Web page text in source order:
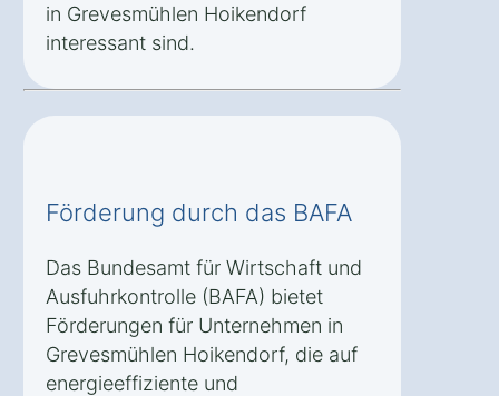
in Grevesmühlen Hoikendorf
interessant sind.
Förderung durch das BAFA
Das Bundesamt für Wirtschaft und
Ausfuhrkontrolle (BAFA) bietet
Förderungen für Unternehmen in
Grevesmühlen Hoikendorf, die auf
energieeffiziente und